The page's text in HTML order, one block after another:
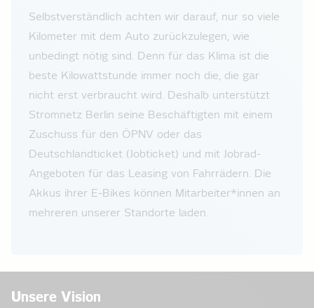
Selbstverständlich achten wir darauf, nur so viele
Kilometer mit dem Auto zurückzulegen, wie
unbedingt nötig sind. Denn für das Klima ist die
beste Kilowattstunde immer noch die, die gar
nicht erst verbraucht wird. Deshalb unterstützt
Stromnetz Berlin seine Beschäftigten mit einem
Zuschuss für den ÖPNV oder das
Deutschlandticket (Jobticket) und mit Jobrad-
Angeboten für das Leasing von Fahrrädern. Die
Akkus ihrer E-Bikes können Mitarbeiter*innen an
mehreren unserer Standorte laden.
Unsere Vision